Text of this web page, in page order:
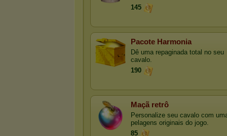
145
Pacote Harmonia
Dê uma repaginada total no seu
cavalo.
190
Maçã retrô
Personalize seu cavalo com
pelagens originais do jogo.
85